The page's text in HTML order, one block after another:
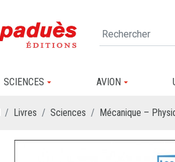
SCIENCES AVION
Livres Sciences Mécanique –